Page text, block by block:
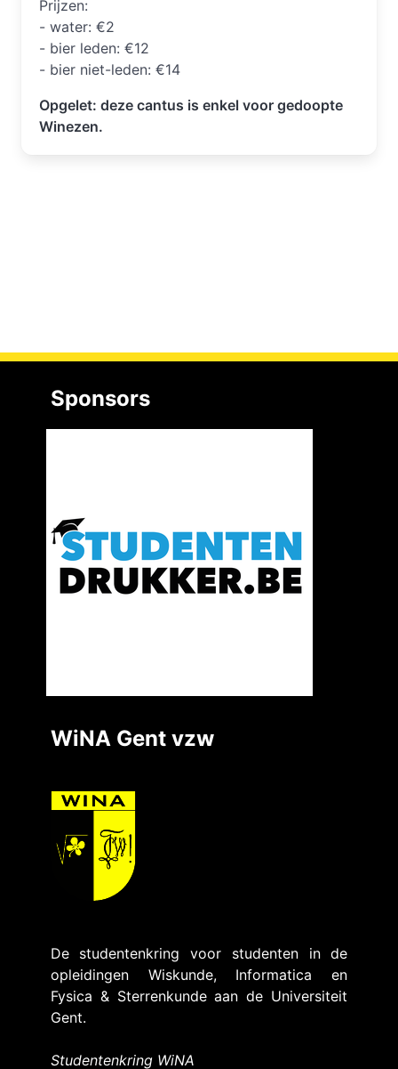
Prijzen:
- water: €2
- bier leden: €12
- bier niet-leden: €14
Opgelet: deze cantus is enkel voor gedoopte
Winezen.
Sponsors
WiNA Gent vzw
De studentenkring voor studenten in de
opleidingen Wiskunde, Informatica en
Fysica & Sterrenkunde aan de Universiteit
Gent.
Studentenkring WiNA